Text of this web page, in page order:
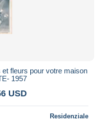
fleurs pour votre maison
1957
USD
Residenziale